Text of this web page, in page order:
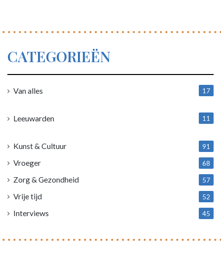
CATEGORIEËN
Van alles
17
Leeuwarden
11
Kunst & Cultuur 91
Vroeger 68
Zorg & Gezondheid 57
Vrije tijd 52
Interviews 45